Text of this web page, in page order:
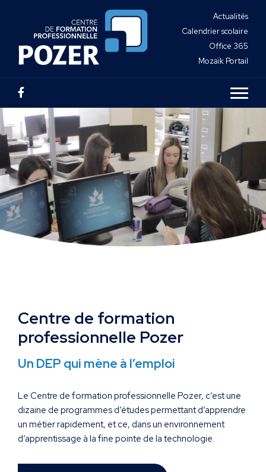
Actualités
Calendrier scolaire
Office 365
Mozaïk Portail
Centre de formation
professionnelle Pozer
Un DEP qui mène à l’emploi
Le Centre de formation professionnelle Pozer, c’est une
dizaine de programmes d’études permettant d’apprendre
un métier rapidement, et ce, dans un environnement
d’apprentissage à la fine pointe de la technologie.